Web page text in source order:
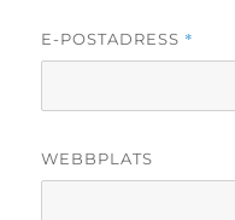
E-POSTADRESS *
WEBBPLATS